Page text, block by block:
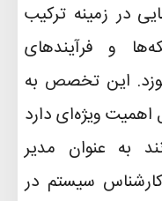
در زمینه ترکیب
و فرآیندهای
این تخصص به
اهمیت ویژه‌ای دارد
به عنوان مدیر
کارشناس سیستم در